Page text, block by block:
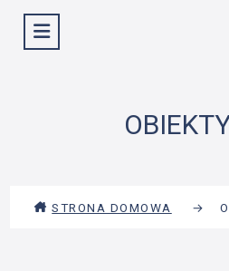
Wyświetl menu
STRONA DOMOWA →